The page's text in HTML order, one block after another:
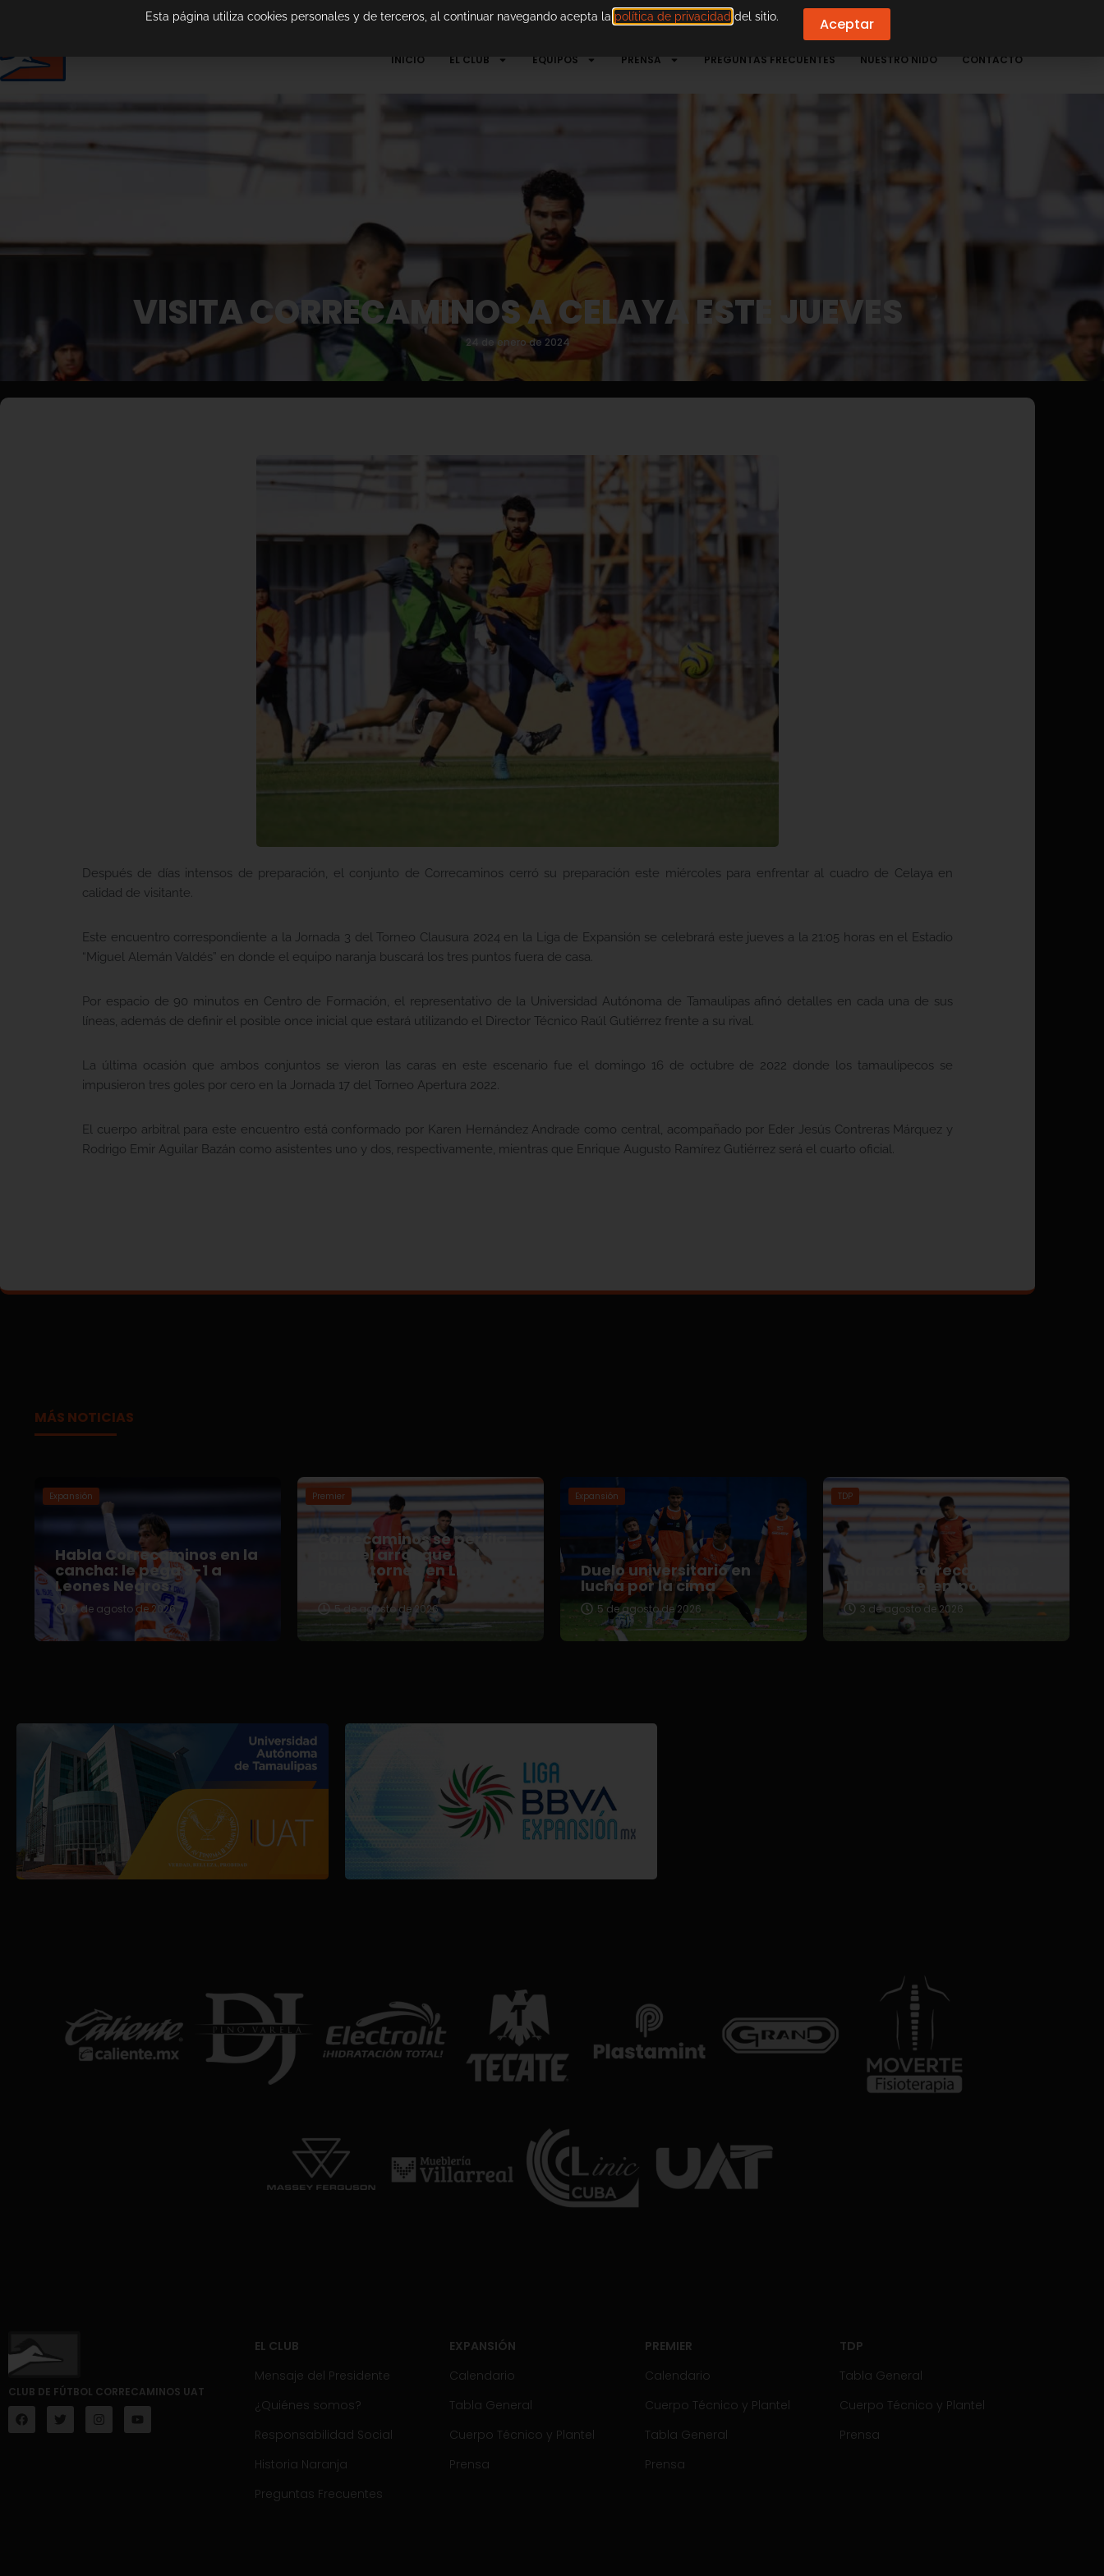
INICIO EL CLUB EQUIPOS PRENSA PREGUNTAS FRECUENTES NUESTRO NIDO CONTACTO
VISITA CORRECAMINOS A CELAYA ESTE JUEVES
24 de enero de 2024
Después de días intensos de preparación, el conjunto de Correcaminos cerró su preparación este miércoles para enfrentar al cuadro de Celaya en
calidad de visitante.
Este encuentro correspondiente a la Jornada 3 del Torneo Clausura 2024 en la Liga de Expansión se celebrará este jueves a la 21:05 horas en el Estadio
“Miguel Alemán Valdés” en donde el equipo naranja buscará los tres puntos fuera de casa.
Por espacio de 90 minutos en Centro de Formación, el representativo de la Universidad Autónoma de Tamaulipas afinó detalles en cada una de sus
líneas, además de definir el posible once inicial que estará utilizando el Director Técnico Raúl Gutiérrez frente a su rival.
La última ocasión que ambos conjuntos se vieron las caras en este escenario fue el domingo 16 de octubre de 2022 donde los tamaulipecos se
impusieron tres goles por cero en la Jornada 17 del Torneo Apertura 2022.
El cuerpo arbitral para este encuentro está conformado por Karen Hernández Andrade como central, acompañado por Eder Jesús Contreras Márquez y
Rodrigo Emir Aguilar Bazán como asistentes uno y dos, respectivamente, mientras que Enrique Augusto Ramírez Gutiérrez será el cuarto oficial.
MÁS NOTICIAS
Expansión
Habla Correcaminos en la
cancha: le pega 3-1 a
Leones Negros
6 de agosto de 2026
Premier
Correcaminos se perfila
para el arranque del
nuevo torneo en Liga
Premier
5 de agosto de 2026
Expansión
Duelo universitario en
lucha por la cima
5 de agosto de 2026
TDP
Afianza Correcaminos
TDP su pretemporada
3 de agosto de 2026
CLUB DE FÚTBOL CORRECAMINOS UAT
EL CLUB
Mensaje del Presidente
¿Quiénes somos?
Responsabilidad Social
Historia Naranja
Preguntas Frecuentes
EXPANSIÓN
Calendario
Tabla General
Cuerpo Técnico y Plantel
Prensa
PREMIER
Calendario
Cuerpo Técnico y Plantel
Tabla General
Prensa
TDP
Tabla General
Cuerpo Técnico y Plantel
Prensa
Esta página utiliza cookies personales y de terceros, al continuar navegando acepta la política de privacidad del sitio. Aceptar